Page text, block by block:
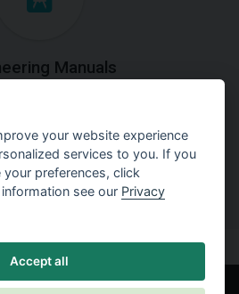
Manuals
guides on how
a specific tasks.
your website experience
services to you. If you
preferences, click
see our Privacy
Accept all